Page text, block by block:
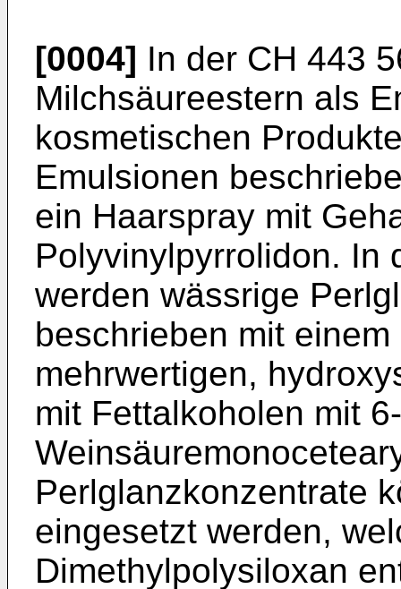
[0004] In der CH 443
Milchsäureestern als
kosmetischen
Emulsionen
ein Haarspray mit
Polyvinylpyrrolidon. In
werden wässrige
beschrieben mit
mehrwertigen,
mit Fettalkoholen mit
Perlglanzkonzentrate
eingesetzt werden,
Dimethylpolysiloxan